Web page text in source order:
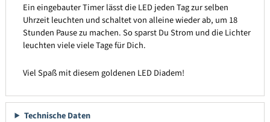
Ein eingebauter Timer lässt die LED jeden Tag zur selben
Uhrzeit leuchten und schaltet von alleine wieder ab, um 18
Stunden Pause zu machen. So sparst Du Strom und die Lichter
leuchten viele viele Tage für Dich.
Viel Spaß mit diesem goldenen LED Diadem!
Technische Daten